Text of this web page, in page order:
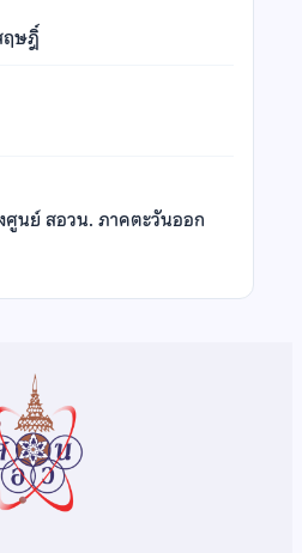
ฤษฎิ์
ศูนย์ สอวน. ภาคตะวันออก